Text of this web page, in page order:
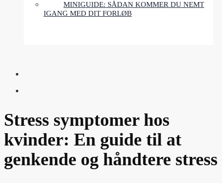
MINIGUIDE: SÅDAN KOMMER DU NEMT
IGANG MED DIT FORLØB
Stress symptomer hos
kvinder: En guide til at
genkende og håndtere stress